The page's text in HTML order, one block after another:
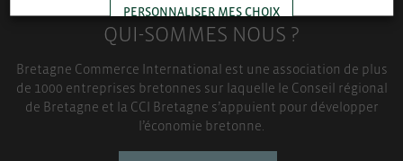
QUI-SOMMES NOUS ?
Bretagne Commerce International est une association de plus
de 1000 entreprises bretonnes sur laquelle le Conseil régional
de Bretagne et la CCI Bretagne s’appuient pour développer
l’économie bretonne.
PERSONNALISER MES CHOIX
TOUT ACCEPTER